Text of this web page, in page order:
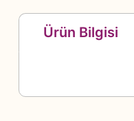
Ürün Bilgisi